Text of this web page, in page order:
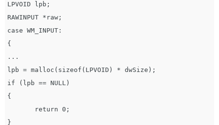
LPVOID lpb;
RAWINPUT *raw;
case WM_INPUT:
{
...
lpb = malloc(sizeof(LPVOID) * dwSize);
if (lpb == NULL)
{
return 0;
}